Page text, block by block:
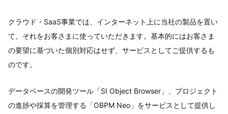
クラウド・SaaS事業では、インターネット上に当社の製品を置い
て、それをお客さまに使っていただきます。基本的にはお客さま
の要望に基づいた個別対応はせず、サービスとしてご提供するも
のです。
データベースの開発ツール「SI Object Browser」、プロジェクト
の進捗や採算を管理する「OBPM Neo」をサービスとして提供し